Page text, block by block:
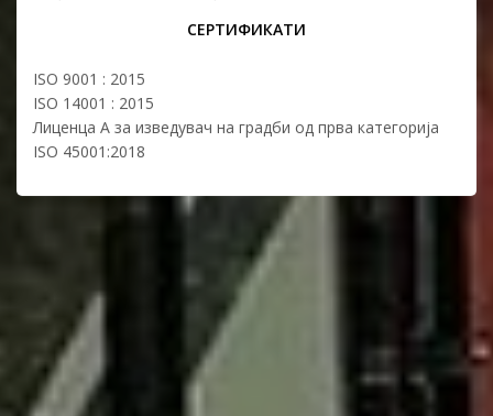
СЕРТИФИКАТИ
ISO 9001 : 2015
ISO 14001 : 2015
Лиценца А за изведувач на градби од прва категорија
ISO 45001:2018